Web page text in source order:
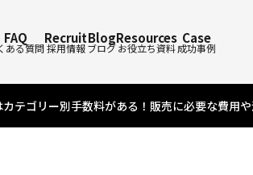
FAQ
ある質問
Recruit
採用情報
Blog
ブログ
Resources
お役立ち資料
Case
成功事例
テゴリー別手数料がある！販売に必要な費用